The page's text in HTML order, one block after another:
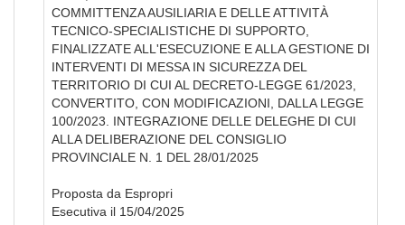
COMMITTENZA AUSILIARIA E DELLE ATTIVITÀ
TECNICO-SPECIALISTICHE DI SUPPORTO,
FINALIZZATE ALL'ESECUZIONE E ALLA GESTIONE DI
INTERVENTI DI MESSA IN SICUREZZA DEL
TERRITORIO DI CUI AL DECRETO-LEGGE 61/2023,
CONVERTITO, CON MODIFICAZIONI, DALLA LEGGE
100/2023. INTEGRAZIONE DELLE DELEGHE DI CUI
ALLA DELIBERAZIONE DEL CONSIGLIO
PROVINCIALE N. 1 DEL 28/01/2025
Proposta da Espropri
Esecutiva il 15/04/2025